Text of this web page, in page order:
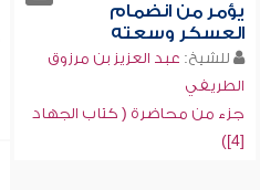
يؤمر من انضمام
العسكر وسعته
للشيخ: عبد العزيز بن مرزوق
الطريفي
جزء من محاضرة ( كتاب الجهاد
[4])